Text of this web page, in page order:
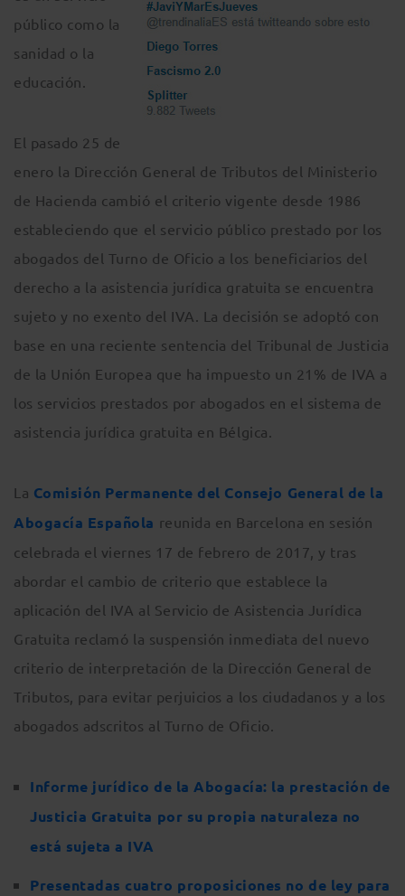
público como la
sanidad o la
educación.
El pasado 25 de
enero la Dirección General de Tributos del Ministerio
de Hacienda cambió el criterio vigente desde 1986
estableciendo que el servicio público prestado por los
abogados del Turno de Oficio a los beneficiarios del
derecho a la asistencia jurídica gratuita se encuentra
sujeto y no exento del IVA. La decisión se adoptó con
base en una reciente sentencia del Tribunal de Justicia
de la Unión Europea que ha impuesto un 21% de IVA a
los servicios prestados por abogados en el sistema de
asistencia jurídica gratuita en Bélgica.
La Comisión Permanente del Consejo General de la
Abogacía Española reunida en Barcelona en sesión
celebrada el viernes 17 de febrero de 2017, y tras
abordar el cambio de criterio que establece la
aplicación del IVA al Servicio de Asistencia Jurídica
Gratuita reclamó la suspensión inmediata del nuevo
criterio de interpretación de la Dirección General de
Tributos, para evitar perjuicios a los ciudadanos y a los
abogados adscritos al Turno de Oficio.
Informe jurídico de la Abogacía: la prestación de
Justicia Gratuita por su propia naturaleza no
está sujeta a IVA
Presentadas cuatro proposiciones no de ley para